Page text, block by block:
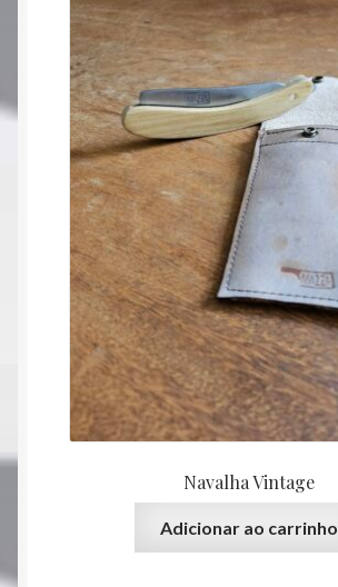
Navalha Vintage
Adicionar ao carrinho